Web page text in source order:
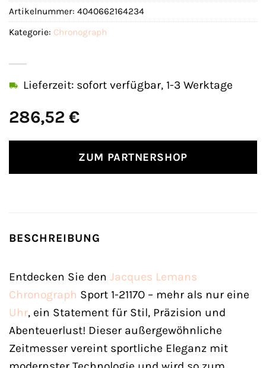
286,52 €
Lieferzeit: sofort verfügbar, 1-3 Werktage
ZUM PARTNERSHOP
Artikelnummer: 4040662164234
Kategorie: Chronograph
BESCHREIBUNG
Entdecken Sie den Jacques Lemans
Chronograph Sport 1-2117O – mehr als nur eine
Uhr, ein Statement für Stil, Präzision und
Abenteuerlust! Dieser außergewöhnliche
Zeitmesser vereint sportliche Eleganz mit